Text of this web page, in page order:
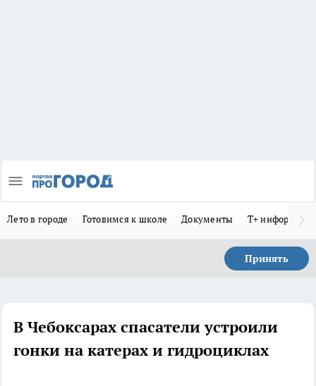
Лето в городе Готовимся к школе Документы Т+
Принять
В Чебоксарах спасатели устроили
гонки на катерах и гидроциклах